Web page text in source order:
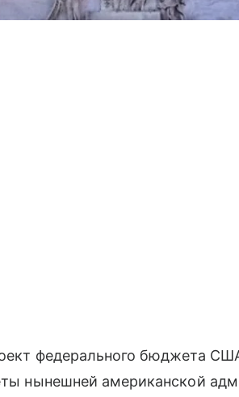
федерального бюджета
нынешней американской